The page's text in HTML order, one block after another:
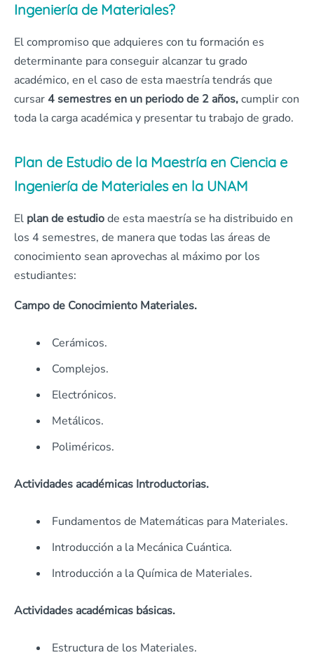
Ingeniería de Materiales?
El compromiso que adquieres con tu formación es
determinante para conseguir alcanzar tu grado
académico, en el caso de esta maestría tendrás que
cursar4 semestres en un periodo de 2 años,cumplir con
toda la carga académica y presentar tu trabajo de grado.
Plan de Estudio de la Maestría en Ciencia e
Ingeniería de Materiales en la UNAM
El plan de estudiode esta maestría se ha distribuido en
los 4 semestres, de manera que todas las áreas de
conocimiento sean aprovechas al máximo por los
estudiantes:
Campo de Conocimiento Materiales.
Cerámicos.
Complejos.
Electrónicos.
Metálicos.
Poliméricos.
Actividades académicas Introductorias.
Fundamentos de Matemáticas para Materiales.
Introducción a la Mecánica Cuántica.
Introducción a la Química de Materiales.
Actividades académicas básicas.
Estructura de los Materiales.